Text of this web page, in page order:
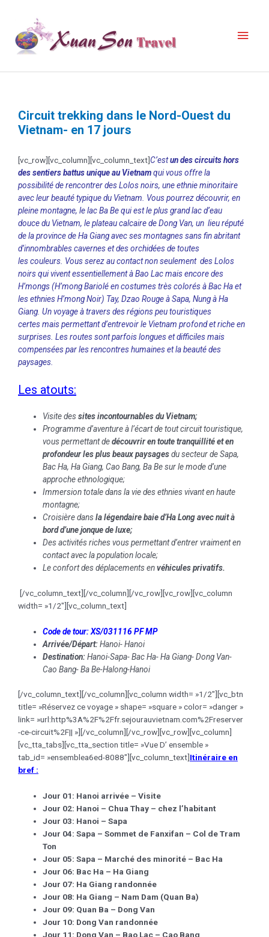
Circuit trekking dans le Nord-Ouest du
Vietnam- en 17 jours
[vc_row][vc_column][vc_column_text]C’estun des circuits hors
des sentiers battus unique au Vietnamqui vous offre la
possibilité de rencontrer des Lolos noirs, une ethnie minoritaire
avec leur beauté typique du Vietnam. Vous pourrez découvrir, en
pleine montagne, le lac Ba Be qui est le plus grand lac d’eau
douce du Vietnam, le plateau calcaire de Dong Van, un lieu réputé
de la province de Ha Giang avec ses montagnes sans fin abritant
d’innombrables cavernes et des orchidées de toutes
les couleurs. Vous serez au contact non seulement des Lolos
noirs qui vivent essentiellement à Bao Lac mais encore des
H’mongs (H’mong Bariolé en costumes très colorés à Bac Ha et
les ethnies H’mong Noir) Tay, Dzao Rouge à Sapa, Nung à Ha
Giang. Un voyage à travers des régions peu touristiques
certes mais permettant d’entrevoir le Vietnam profond et riche en
surprises. Les routes sont parfois longues et difficiles mais
compensées par les rencontres humaines et la beauté des
paysages.
Les atouts:
Visite dessites incontournables du Vietnam;
Programme d’aventure à l’écart de tout circuit touristique,
vous permettant dedécouvrir en toute tranquillité et en
profondeur les plus beaux paysagesdu secteur de Sapa,
Bac Ha, Ha Giang, Cao Bang, Ba Be sur le mode d’une
approche ethnologique;
Immersion totale dans la vie des ethnies vivant en haute
montagne;
Croisière dansla légendaire baie d’Ha Long avec nuit à
bord d’une jonque de luxe;
Des activités riches vous permettant d’entrer vraiment en
contact avec la population locale;
Le confort des déplacements envéhicules privatifs.
[/vc_column_text][/vc_column][/vc_row][vc_row][vc_column
width= »1/2″][vc_column_text]
Code de tour: XS/031116 PF MP
Arrivée/Départ:Hanoi- Hanoi
Destination:Hanoi-Sapa- Bac Ha- Ha Giang- Dong Van-
Cao Bang- Ba Be-Halong-Hanoi
[/vc_column_text][/vc_column][vc_column width= »1/2″][vc_btn
title= »Réservez ce voyage » shape= »square » color= »danger »
link= »url:http%3A%2F%2Ffr.sejourauvietnam.com%2Freserver
-ce-circuit%2F|| »][/vc_column][/vc_row][vc_row][vc_column]
[vc_tta_tabs][vc_tta_section title= »Vue D’ ensemble »
tab_id= »ensemblea6ed-8088″][vc_column_text]Itinéraire en
bref :
Jour 01: Hanoi arrivée – Visite
Jour 02: Hanoi – Chua Thay – chez l’habitant
Jour 03: Hanoi – Sapa
Jour 04: Sapa – Sommet de Fanxifan – Col de Tram
Ton
Jour 05: Sapa – Marché des minorité – Bac Ha
Jour 06: Bac Ha – Ha Giang
Jour 07: Ha Giang randonnée
Jour 08: Ha Giang – Nam Dam (Quan Ba)
Jour 09: Quan Ba – Dong Van
Jour 10: Dong Van randonnée
Jour 11: Dong Van – Bao Lac – Cao Bang